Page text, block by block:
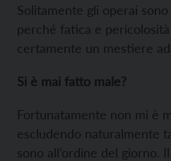
Solitamente gli operai
perché fatica e
certamente un mestiere
Si è mai fatto male?
Fortunatamente non mi è
escludendo naturalmente
sono all’ordine del giorno.